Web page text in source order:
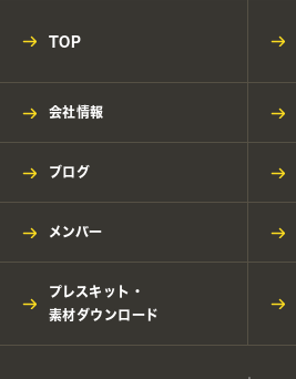
TOP
会社情報
ブログ
メンバー
プレスキット・
素材ダウンロード